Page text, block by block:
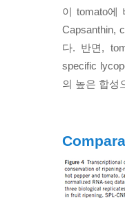
이 tomato에
Capsanthin,
다. 반면,
specific
의 높은 합성